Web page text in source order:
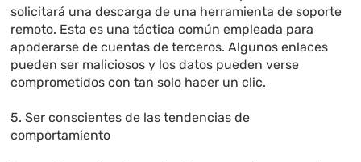
solicitará una descarga de una herramienta de soporte
remoto. Esta es una táctica común empleada para
apoderarse de cuentas de terceros. Algunos enlaces
pueden ser maliciosos y los datos pueden verse
comprometidos con tan solo hacer un clic.
5. Ser conscientes de las tendencias de
comportamiento